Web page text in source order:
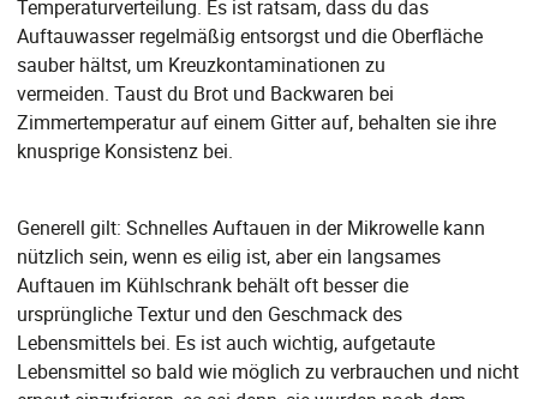
Temperaturverteilung. Es ist ratsam, dass du das
Auftauwasser regelmäßig entsorgst und die Oberfläche
sauber hältst, um Kreuzkontaminationen zu
vermeiden. Taust du Brot und Backwaren bei
Zimmertemperatur auf einem Gitter auf, behalten sie ihre
knusprige Konsistenz bei.
Generell gilt: Schnelles Auftauen in der Mikrowelle kann
nützlich sein, wenn es eilig ist, aber ein langsames
Auftauen im Kühlschrank behält oft besser die
ursprüngliche Textur und den Geschmack des
Lebensmittels bei. Es ist auch wichtig, aufgetaute
Lebensmittel so bald wie möglich zu verbrauchen und nicht